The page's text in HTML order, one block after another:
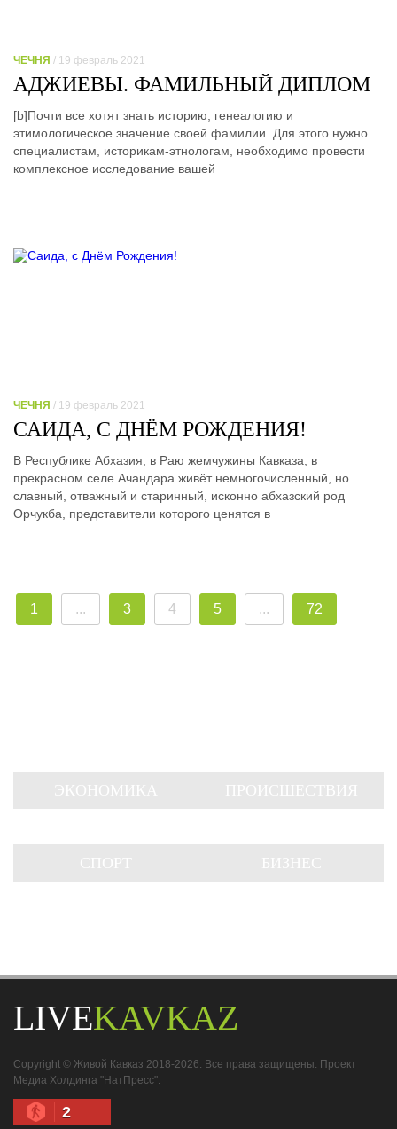
ЧЕЧНЯ / 19 февраль 2021
АДЖИЕВЫ. ФАМИЛЬНЫЙ ДИПЛОМ
[b]Почти все хотят знать историю, генеалогию и
этимологическое значение своей фамилии. Для этого нужно
специалистам, историкам-этнологам, необходимо провести
комплексное исследование вашей
ЧЕЧНЯ / 19 февраль 2021
САИДА, С ДНЁМ РОЖДЕНИЯ!
В Республике Абхазия, в Раю жемчужины Кавказа, в
прекрасном селе Ачандара живёт немногочисленный, но
славный, отважный и старинный, исконно абхазский род
Орчукба, представители которого ценятся в
1 ... 3 4 5 ... 72
LIVEKAVKAZ
Copyright © Живой Кавказ 2018-2026. Все права защищены. Проект
Медиа Холдинга "НатПресс".
2